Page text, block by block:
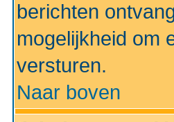
berichten
mogelijkheid om
versturen.
Naar boven